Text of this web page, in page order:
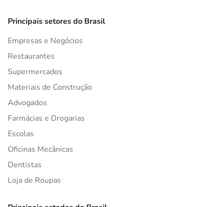
Principais setores do Brasil
Empresas e Negócios
Restaurantes
Supermercados
Materiais de Construção
Advogados
Farmácias e Drogarias
Escolas
Oficinas Mecânicas
Dentistas
Loja de Roupas